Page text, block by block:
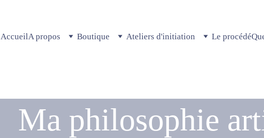
AccueilA propos Boutique Ateliers d'initiation Le procédé
Ma philosophie